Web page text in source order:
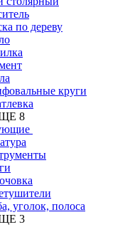
по дереву
круги
8
уголок, полоса
3